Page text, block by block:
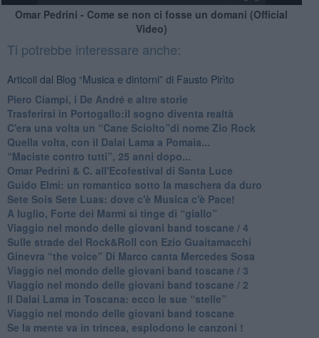
Omar Pedrini - Come se non ci fosse un domani (Official
Video)
Ti potrebbe interessare anche:
Articoli dal Blog “Musica e dintorni” di Fausto Pirìto
​Piero Ciampi, i De André e altre storie
​Trasferirsi in Portogallo:il sogno diventa realtà
​C'era una volta un “Cane Sciolto”di nome Zio Rock
Quella volta, con il Dalai Lama a Pomaia...
​“Maciste contro tutti”, 25 anni dopo...
​Omar Pedrini & C. all'Ecofestival di Santa Luce
Guido Elmi: un romantico sotto la maschera da duro
Sete Soís Sete Luas: dove c'è Musica c'è Pace!
​A luglio, Forte dei Marmi si tinge di “giallo”
Viaggio nel mondo delle giovani band toscane / 4
Sulle strade del Rock&Roll con Ezio Guaitamacchi
​Ginevra “the voice” Di Marco canta Mercedes Sosa
Viaggio nel mondo delle giovani band toscane / 3
​Viaggio nel mondo delle giovani band toscane / 2
Il Dalai Lama in Toscana: ecco le sue “stelle”
Viaggio nel mondo delle giovani band toscane
Se la mente va in trincea, esplodono le canzoni !